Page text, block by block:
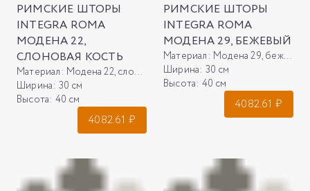
РИМСКИЕ ШТОРЫ
INTEGRA ROMA
МОДЕНА 22,
СЛОНОВАЯ КОСТЬ
Материал: Модена 22, слоновая кость
Ширина: 30 см
Высота: 40 см
4082.61 ₽
РИМСКИЕ ШТОРЫ
INTEGRA ROMA
МОДЕНА 29, БЕЖЕВЫЙ
Материал: Модена 29, бежевый
Ширина: 30 см
Высота: 40 см
4082.61 ₽